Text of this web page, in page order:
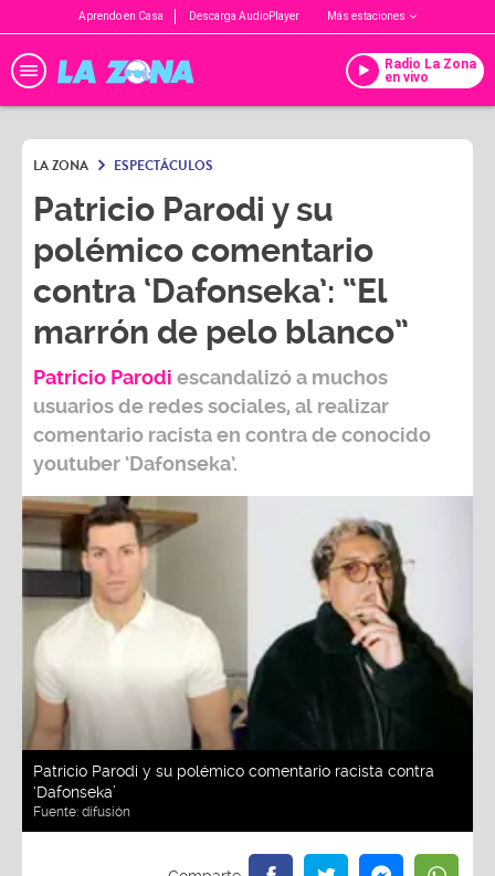
Aprendo en Casa Descarga AudioPlayer Más estaciones
Radio La Zona
en vivo
LA ZONA ESPECTÁCULOS
Patricio Parodi y su
polémico comentario
contra ‘Dafonseka’: “El
marrón de pelo blanco”
Patricio Parodi escandalizó a muchos
usuarios de redes sociales, al realizar
comentario racista en contra de conocido
youtuber ‘Dafonseka’.
Patricio Parodi y su polémico comentario racista contra
‘Dafonseka’
Fuente: difusión